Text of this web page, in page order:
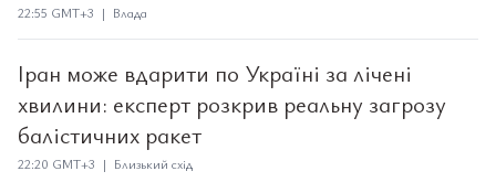
22:55 GMT+3 | Влада
Іран може вдарити по Україні за лічені
хвилини: експерт розкрив реальну загрозу
балістичних ракет
22:20 GMT+3 | Близький схід